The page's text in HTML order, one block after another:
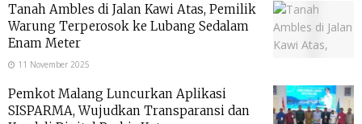
Tanah Ambles di Jalan Kawi Atas, Pemilik
Warung Terperosok ke Lubang Sedalam
Enam Meter
11 November 2025
Pemkot Malang Luncurkan Aplikasi
SISPARMA, Wujudkan Transparansi dan